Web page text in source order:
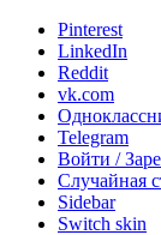
Pinterest
LinkedIn
Reddit
vk.com
Telegram
Войти /
Случайная
Sidebar
Switch skin